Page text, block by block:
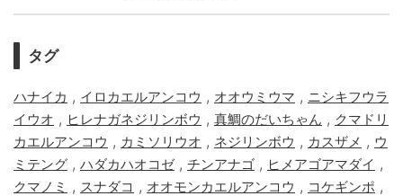
タグ
ハナイカ , イロカエルアンコウ , オオウミウマ , ニシキフウラ
イウオ , ヒレナガネジリンボウ , 真鯛のだいちゃん , クマドリ
カエルアンコウ , カミソリウオ , ネジリンボウ , カスザメ , ウ
ミテング , ハダカハオコゼ, チンアナゴ , ヒメアゴアマダイ ,
クマノミ , スナダコ , オオモンカエルアンコウ , コケギンポ ,